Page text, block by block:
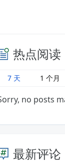
热点阅读
7 天 1 个月
no posts
最新评论